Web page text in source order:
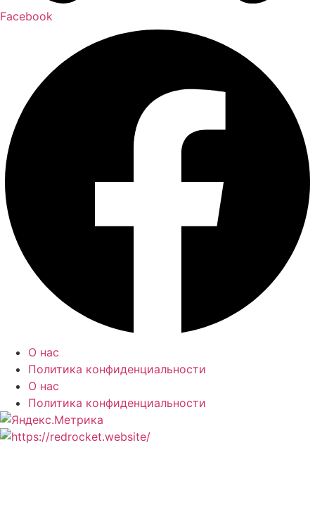
Facebook
О нас
Политика конфиденциальности
О нас
Политика конфиденциальности